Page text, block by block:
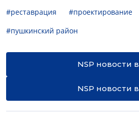
#реставрация
#проектирование
#пушкинский район
NSP новости в
NSP новости в